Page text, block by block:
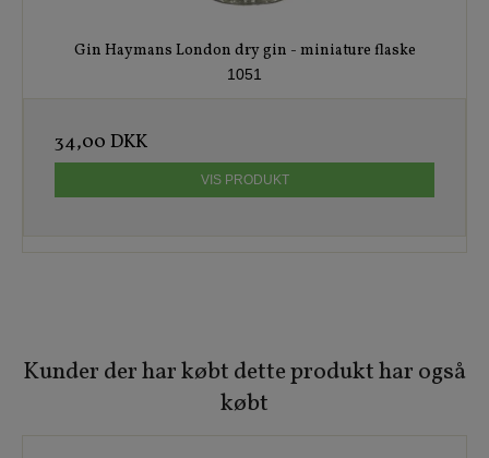
Gin Haymans London dry gin - miniature flaske
1051
34,00 DKK
VIS PRODUKT
Kunder der har købt dette produkt har også
købt